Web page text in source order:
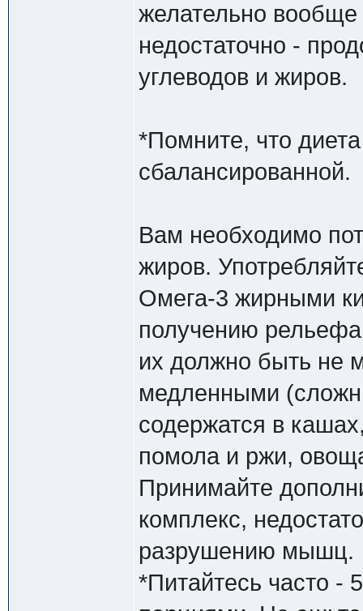
желательно вообще
недостаточно -
углеводов и жиров.
*Помните, что
сбалансированной.
Вам необходимо
жиров.
Омега-3 жирными
получению
их должно быть не
медленными
содержатся в
помола и ржи,
Принимайте
комплекс,
разрушению мышц.
*Питайтесь часто -